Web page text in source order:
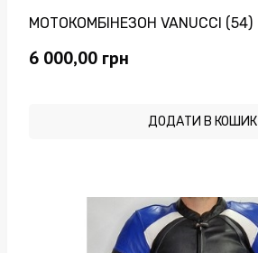
МОТОКОМБІНЕЗОН VANUCCI (54)
6 000,00 грн
ДОДАТИ В КОШИК